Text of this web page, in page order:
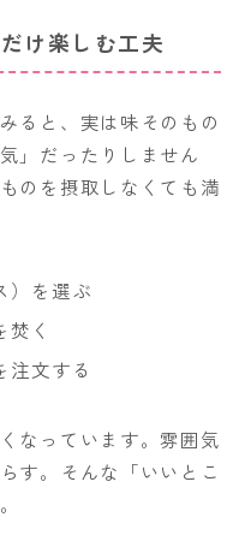
け楽しむ工夫
ると、実は味そのもの
」だったりしません
のを摂取しなくても満
）を選ぶ
く
注文する
なっています。雰囲気
す。そんな「いいとこ